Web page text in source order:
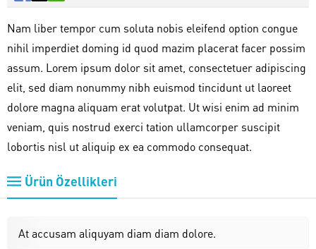
Nam liber tempor cum soluta nobis eleifend option congue
nihil imperdiet doming id quod mazim placerat facer possim
assum. Lorem ipsum dolor sit amet, consectetuer adipiscing
elit, sed diam nonummy nibh euismod tincidunt ut laoreet
dolore magna aliquam erat volutpat. Ut wisi enim ad minim
veniam, quis nostrud exerci tation ullamcorper suscipit
lobortis nisl ut aliquip ex ea commodo consequat.
Ürün Özellikleri
At accusam aliquyam diam diam dolore.